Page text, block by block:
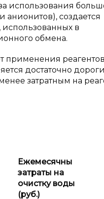
использования
создается
в
обмена.
применения
достаточно
затратным на
Ежемесячны
затраты на
очистку воды
(руб.)